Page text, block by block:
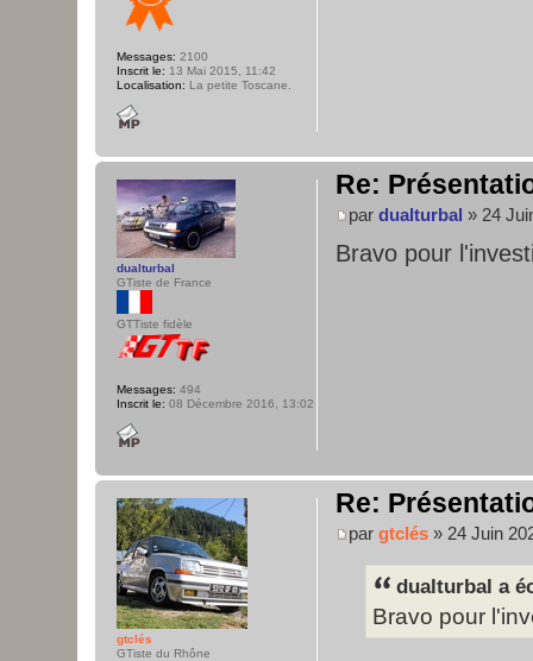
Messages: 2100
Inscrit le: 13 Mai 2015, 11:42
Localisation: La petite Toscane.
Re:
par dualturbal » 24
Bravo pour
dualturbal
GTiste de France
GTTiste fidèle
Messages: 494
Inscrit le: 08 Décembre 2016, 13:02
Re:
par gtclés » 24 Juin
dualturbal a
Bravo pour
gtclés
GTiste du Rhône